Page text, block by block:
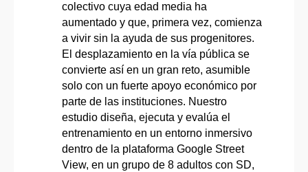
colectivo cuya edad media ha
aumentado y que, primera vez, comienza
a vivir sin la ayuda de sus progenitores.
El desplazamiento en la vía pública se
convierte así en un gran reto, asumible
solo con un fuerte apoyo económico por
parte de las instituciones. Nuestro
estudio diseña, ejecuta y evalúa el
entrenamiento en un entorno inmersivo
dentro de la plataforma Google Street
View, en un grupo de 8 adultos con SD,